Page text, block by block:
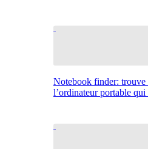
Notebook finder: trouve
l’ordinateur portable